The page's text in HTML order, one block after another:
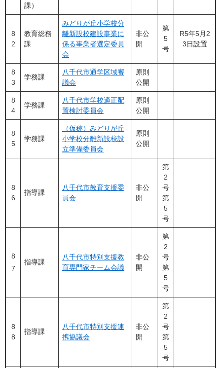
課）
8
2
教育総務
課
みどりが丘小学校分
離新設校建設事業に
係る事業者選定委員
会
非公
開
第
5
号
R5年5月2
3日設置
8
3
学務課
八千代市通学区域審
議会
原則
公開
8
4
学務課
八千代市学校適正配
置検討委員会
原則
公開
8
5
学務課
（仮称）みどりが丘
小学校分離新設校設
立準備委員会
原則
公開
8
6
指導課
八千代市教育支援委
員会
非公
開
第
2
号
第
5
号
8
7
指導課
八千代市特別支援教
育専門家チーム会議
非公
開
第
2
号
第
5
号
8
8
指導課
八千代市特別支援連
携協議会
非公
開
第
2
号
第
5
号